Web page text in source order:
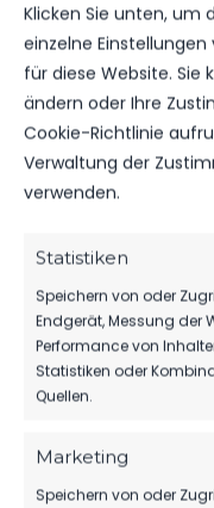
Klicken Sie unten, um
einzelne
für diese Website. Sie
ändern oder Ihre
Cookie-Richtlinie
Verwaltung der
verwenden.
Statistiken
Speichern von oder
Endgerät, Messung der
Performance von
Statistiken oder
Quellen.
Marketing
Speichern von oder
Tickets, Spielplan,
kompakt auf einen
TICKETS
Nächste